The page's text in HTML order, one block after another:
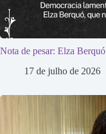
Nota de pesar: Elza Berquó
17 de julho de 2026